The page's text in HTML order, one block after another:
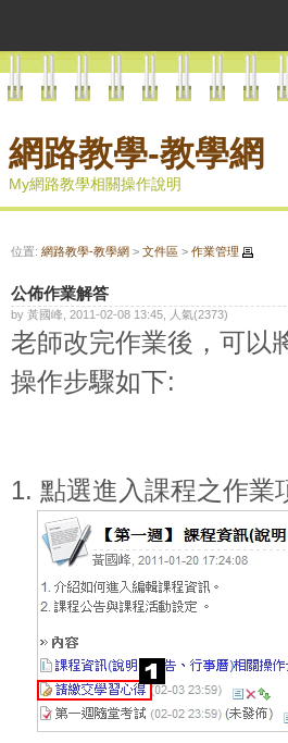
網路教學-教學網
My網路教學相關操作說明
位置: 網路教學-教學網 > 文件區 > 作業管理
公佈作業解答
by 黃國峰, 2011-02-08 13:45, 人氣(2373)
老師改完作業後，可以
操作步驟如下:
1. 點選進入課程之作業